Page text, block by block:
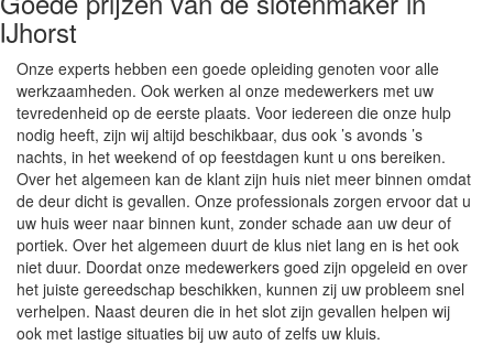
IJhorst
Onze experts hebben een goede opleiding genoten voor alle
werkzaamheden. Ook werken al onze medewerkers met uw
tevredenheid op de eerste plaats. Voor iedereen die onze hulp
nodig heeft, zijn wij altijd beschikbaar, dus ook ’s avonds ’s
nachts, in het weekend of op feestdagen kunt u ons bereiken.
Over het algemeen kan de klant zijn huis niet meer binnen omdat
de deur dicht is gevallen. Onze professionals zorgen ervoor dat u
uw huis weer naar binnen kunt, zonder schade aan uw deur of
portiek. Over het algemeen duurt de klus niet lang en is het ook
niet duur. Doordat onze medewerkers goed zijn opgeleid en over
het juiste gereedschap beschikken, kunnen zij uw probleem snel
verhelpen. Naast deuren die in het slot zijn gevallen helpen wij
ook met lastige situaties bij uw auto of zelfs uw kluis.